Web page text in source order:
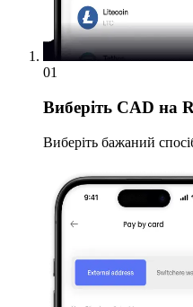
01
Виберіть CAD на
Виберіть бажаний